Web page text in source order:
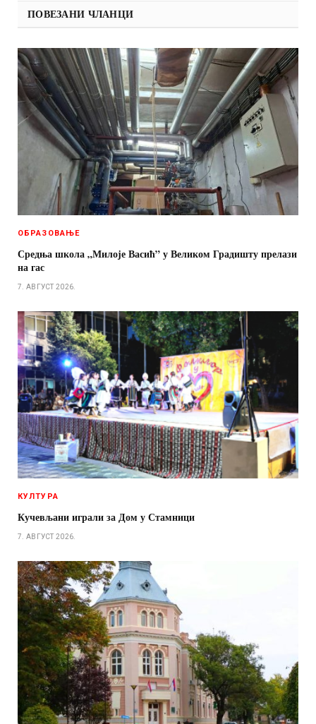
ПОВЕЗАНИ ЧЛАНЦИ
ОБРАЗОВАЊЕ
Средња школа „Милоје Васић” у Великом Градишту прелази
на гас
7. АВГУСТ 2026.
КУЛТУРА
Кучевљани играли за Дом у Стамници
7. АВГУСТ 2026.